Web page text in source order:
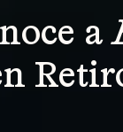
a